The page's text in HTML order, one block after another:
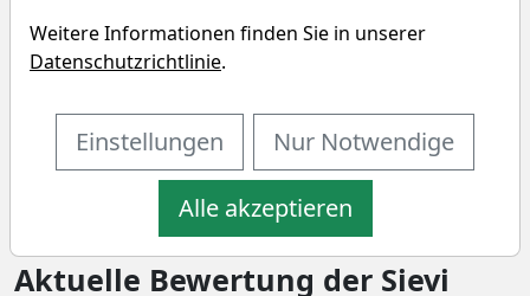
KH Group Plc engages in investment in small and
medium-sized companies. It develops target
optimizes financing solutions. The company was
founded by Jorma Jussi Sylvester Takanen in 1976
and is headquartered in Helsinki, Finland.
Aktuelle Bewertung der Sievi
Weitere Informationen finden Sie in unserer
Datenschutzrichtlinie.
Einstellungen Nur Notwendige
Alle akzeptieren